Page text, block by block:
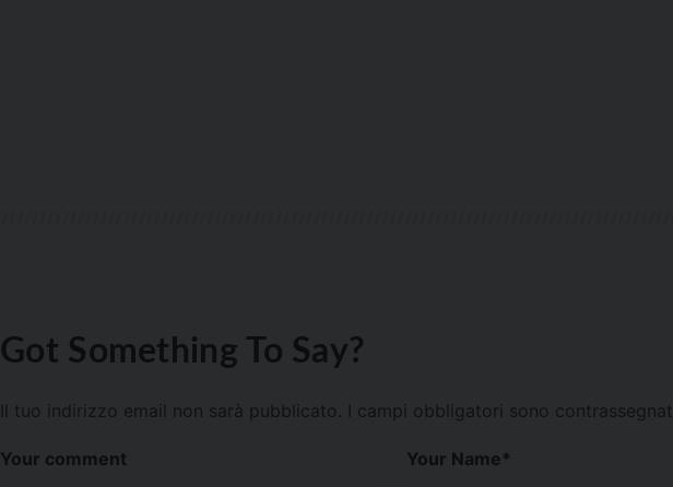
Got Something To Say?
Il tuo indirizzo email non sarà pubblicato. I campi obbligatori sono contrassegnati
Your comment Your Name*